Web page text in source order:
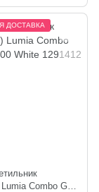
ДОСТАВКА
Combo GA4